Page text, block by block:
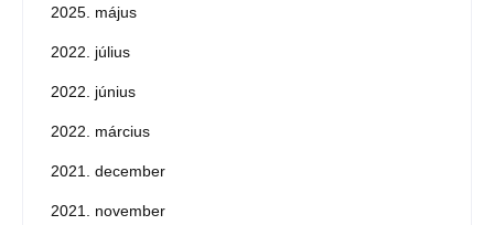
2025. május
2022. július
2022. június
2022. március
2021. december
2021. november